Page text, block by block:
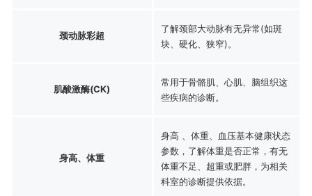
颈动脉彩超
了解颈部大动脉有无异常(如斑
块、硬化、狭窄)。
肌酸激酶(CK)
常用于骨骼肌、心肌、脑组织这
些疾病的诊断。
身高、体重
身高 、体重、血压基本健康状态
参数，了解体重是否正常，有无
体重不足、超重或肥胖，为相关
科室的诊断提供依据。